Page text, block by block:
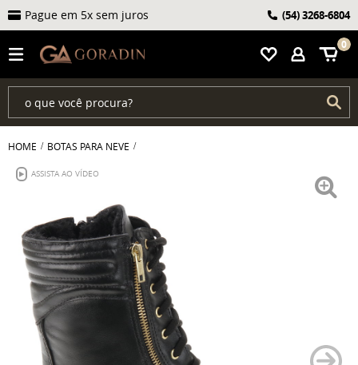
0
Pague em 5x sem juros (54)3268-6804
HOME BOTAS PARA NEVE
ASSISTA AO VÍDEO